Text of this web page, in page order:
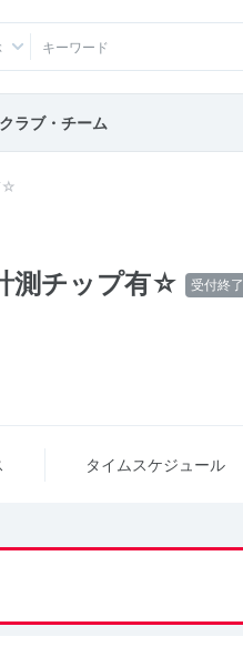
クラブ・チーム
☆
測チップ有☆ 受付終了
タイム スケジュール